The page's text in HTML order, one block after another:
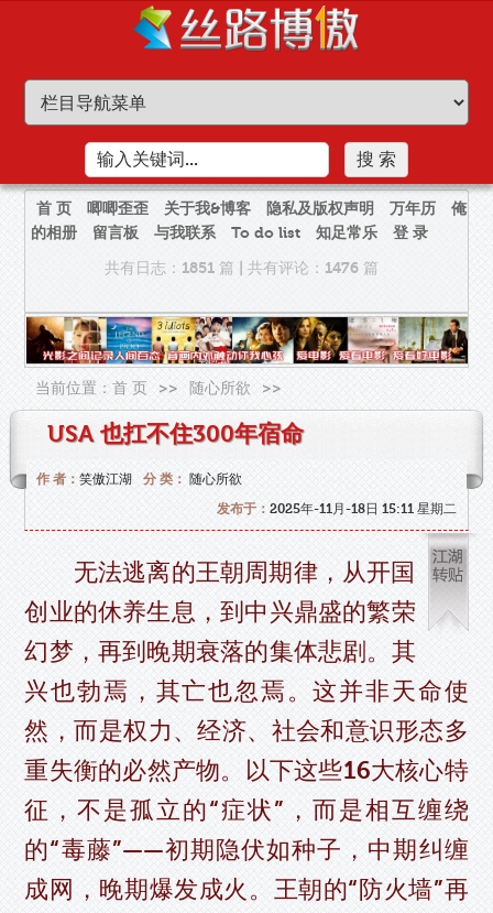
首 页 唧唧歪歪 关于我&博客 隐私及版权声明 万年历
俺
的相册
留言板 与我联系 To do list 知足常乐
登 录
共有日志：1851 篇
共有评论：1476 篇
当前位置：首 页 >> 随心所欲 >>
USA 也扛不住300年宿命
作 者：笑傲江湖 分 类： 随心所欲
发布于： 2025年-11月-18日 15:11 星期二
无法逃离的王朝周期律，从开国
创业的休养生息，到中兴鼎盛的繁荣
幻梦，再到晚期衰落的集体悲剧。其
兴也勃焉，其亡也忽焉。这并非天命使
然，而是权力、经济、社会和意识形态多
重失衡的必然产物。以下这些16大核心特
征，不是孤立的“症状”，而是相互缠绕
的“毒藤”——初期隐伏如种子，中期纠缠
成网，晚期爆发成火。王朝的“防火墙”再